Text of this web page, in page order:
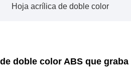
Hoja acrílica de doble color
doble color ABS que